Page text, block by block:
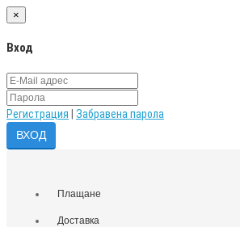
×
Вход
Регистрация Забравена парола
Плащане
Доставка